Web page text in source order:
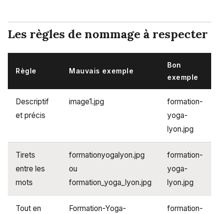
Les règles de nommage à respecter
Règle Mauvais exemple
Bon
exemple
Descriptif
et précis
image1.jpg
formation-
yoga-
lyon.jpg
Tirets
entre les
mots
formationyogalyon.jpg
ou
formation_yoga_lyon.jpg
formation-
yoga-
lyon.jpg
Tout en
Formation-Yoga-
formation-